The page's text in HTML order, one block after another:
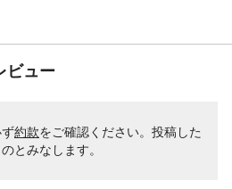
ビュー
約款をご確認ください。投稿した
とみなします。